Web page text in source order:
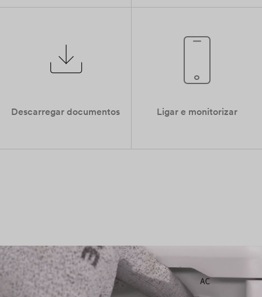
Descarregar documentos Ligar e monitorizar